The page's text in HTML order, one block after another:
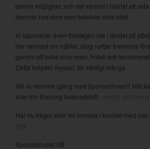
denna möjlighet, och det värmer i hjärtat att
hamnar hos dom som behöver dom bäst.
Vi uppmanar även företagen ute i landet att
har varmast om hjärtat. Idag nyttjar tusentals
genom att boka sina resor, hotell och
Detta betyder mycket, för väldigt många.
Vill du komma igång med Sponsorhuset? Här
eller din förening kostnadsfritt -
anmäl din
Har du frågor eller vill komma i kontakt med
!
Sponsorhuset AB